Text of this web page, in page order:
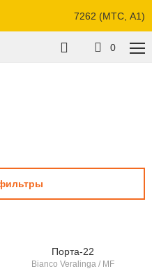
7262 (МТС, A1)
0
Порта-22
Bianco Veralinga / MF